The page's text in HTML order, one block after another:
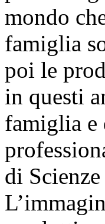
mondo
famiglia
poi le
in questi
famiglia e
di